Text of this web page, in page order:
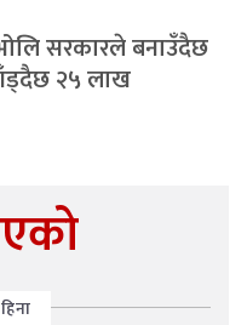
सरकारले बनाउँदैछ
२५ लाख